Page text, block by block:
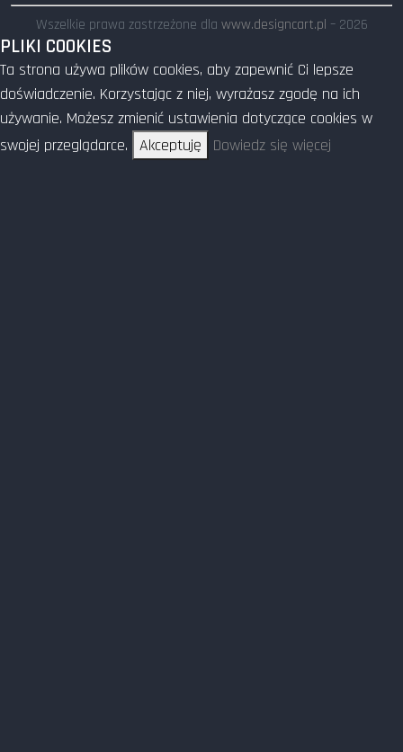
Wszelkie prawa zastrzeżone dla www.designcart.pl – 2026
PLIKI COOKIES
Ta strona używa plików cookies, aby zapewnić Ci lepsze
doświadczenie. Korzystając z niej, wyrażasz zgodę na ich
używanie. Możesz zmienić ustawienia dotyczące cookies w
swojej przeglądarce.
Akceptuję Dowiedz się więcej